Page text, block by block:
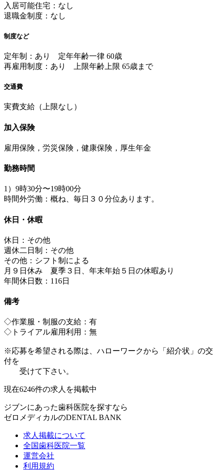
入居可能住宅：なし
退職金制度：なし
制度など
定年制：あり 定年年齢一律 60歳
再雇用制度：あり 上限年齢上限 65歳まで
交通費
実費支給（上限なし）
加入保険
雇用保険，労災保険，健康保険，厚生年金
勤務時間
1）9時30分〜19時00分
時間外労働：概ね、毎日３０分位あります。
休日・休暇
休日：その他
週休二日制：その他
その他：シフト制による
月９日休み 夏季３日、年末年始５日の休暇あり
年間休日数：116日
備考
◇作業服・制服の支給：有
◇トライアル雇用利用：無
※応募を希望される際は、ハローワークから「紹介状」の交
付を
受けて下さい。
現在6246件の求人を掲載中
ジブンにあった歯科医院を探すなら
ゼロメディカルのDENTAL BANK
求人掲載について
全国歯科医院一覧
運営会社
利用規約